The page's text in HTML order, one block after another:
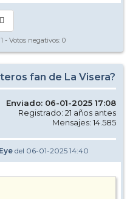
1 - Votos negativos: 0
fan de La Visera?
Enviado: 06-01-2025 17:08
Registrado: 21 años antes
Mensajes: 14.585
del 06-01-2025 14:40